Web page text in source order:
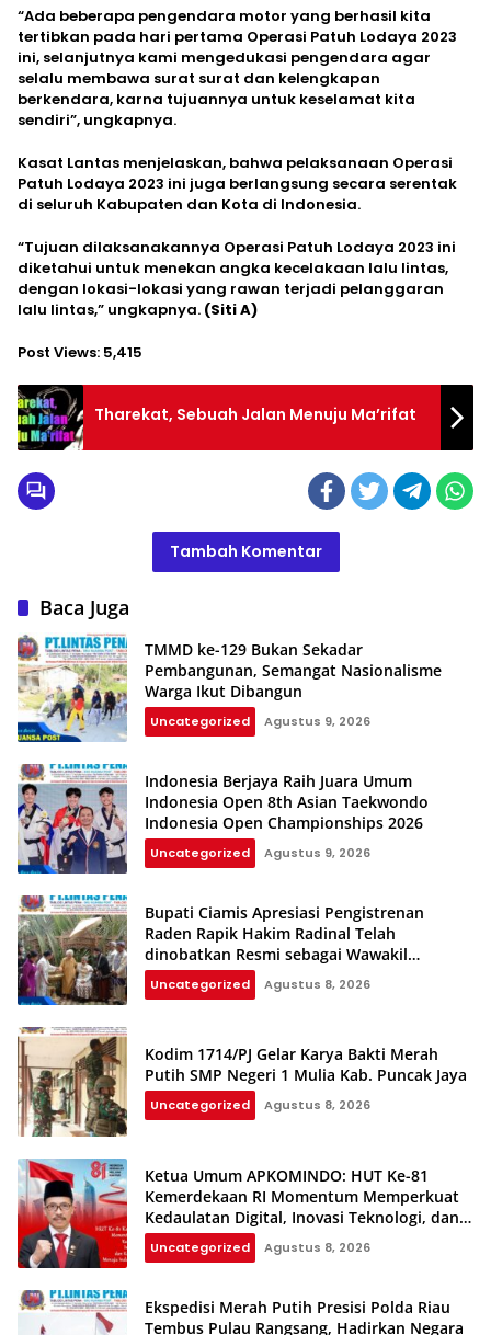
“Ada beberapa pengendara motor yang berhasil kita
tertibkan pada hari pertama Operasi Patuh Lodaya 2023
ini, selanjutnya kami mengedukasi pengendara agar
selalu membawa surat surat dan kelengkapan
berkendara, karna tujuannya untuk keselamat kita
sendiri”, ungkapnya.
Kasat Lantas menjelaskan, bahwa pelaksanaan Operasi
Patuh Lodaya 2023 ini juga berlangsung secara serentak
di seluruh Kabupaten dan Kota di Indonesia.
“Tujuan dilaksanakannya Operasi Patuh Lodaya 2023 ini
diketahui untuk menekan angka kecelakaan lalu lintas,
dengan lokasi-lokasi yang rawan terjadi pelanggaran
lalu lintas,” ungkapnya. (Siti A)
Post Views: 5,415
Tharekat, Sebuah Jalan Menuju Ma’rifat
Tambah Komentar
Baca Juga
TMMD ke-129 Bukan Sekadar
Pembangunan, Semangat Nasionalisme
Warga Ikut Dibangun
Uncategorized Agustus 9, 2026
Indonesia Berjaya Raih Juara Umum
Indonesia Open 8th Asian Taekwondo
Indonesia Open Championships 2026
Uncategorized Agustus 9, 2026
Bupati Ciamis Apresiasi Pengistrenan
Raden Rapik Hakim Radinal Telah
dinobatkan Resmi sebagai Wawakil
Kerajaan Galuh
Uncategorized Agustus 8, 2026
Kodim 1714/PJ Gelar Karya Bakti Merah
Putih SMP Negeri 1 Mulia Kab. Puncak Jaya
Uncategorized Agustus 8, 2026
Ketua Umum APKOMINDO: HUT Ke-81
Kemerdekaan RI Momentum Memperkuat
Kedaulatan Digital, Inovasi Teknologi, dan
Kepastian Hukum Menuju Indonesia Emas
2045
Uncategorized Agustus 8, 2026
Ekspedisi Merah Putih Presisi Polda Riau
Tembus Pulau Rangsang, Hadirkan Negara